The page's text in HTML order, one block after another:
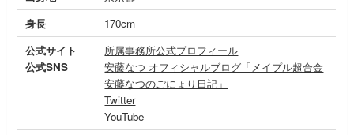
身長
170cm
公式サイト
公式SNS
所属事務所公式プロフィール
安藤なつ オフィシャルブログ「メイプル超合金
安藤なつのごにょり日記」
Twitter
YouTube